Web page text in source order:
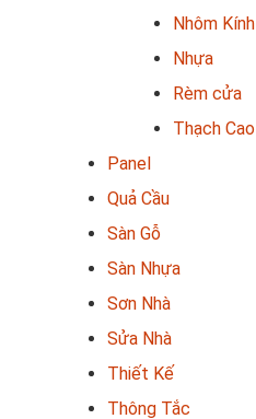
Nhôm Kính
Nhựa
Rèm cửa
Thạch Cao
Panel
Quả Cầu
Sàn Gỗ
Sàn Nhựa
Sơn Nhà
Sửa Nhà
Thiết Kế
Thông Tắc